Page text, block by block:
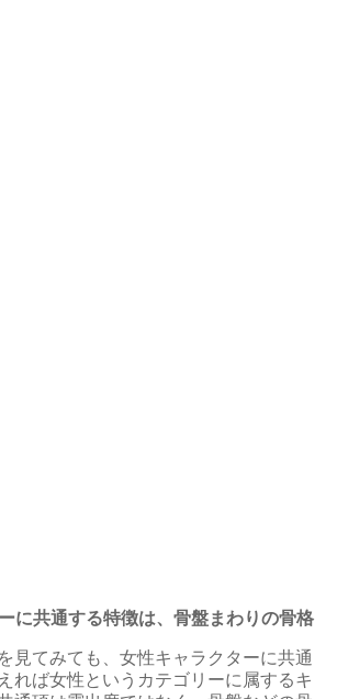
に共通する特徴は、骨盤まわりの骨格
見てみても、女性キャラクターに共通
れば女性というカテゴリーに属するキ